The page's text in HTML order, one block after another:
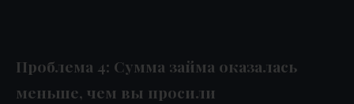
Проблема 4: Сумма займа оказалась
меньше, чем вы просили